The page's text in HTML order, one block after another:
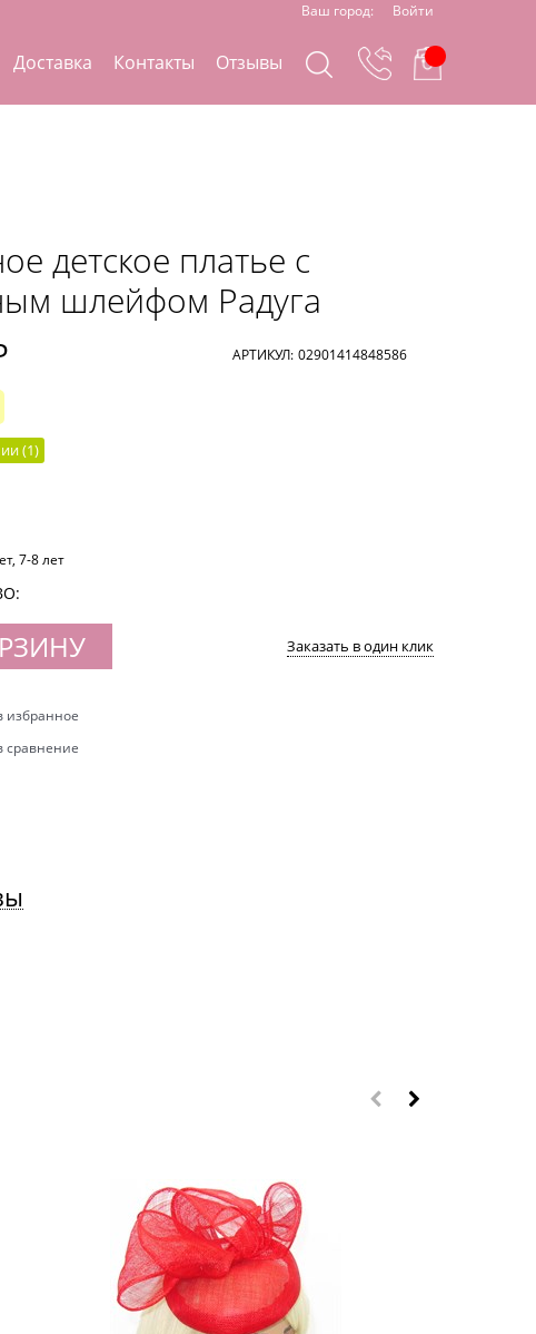
Ваш город: Войти
Доставка Контакты Отзывы
детское платье с
шлейфом Радуга
АРТИКУЛ: 02901414848586
(1)
7-8 лет
Заказать в один клик
избранное
сравнение